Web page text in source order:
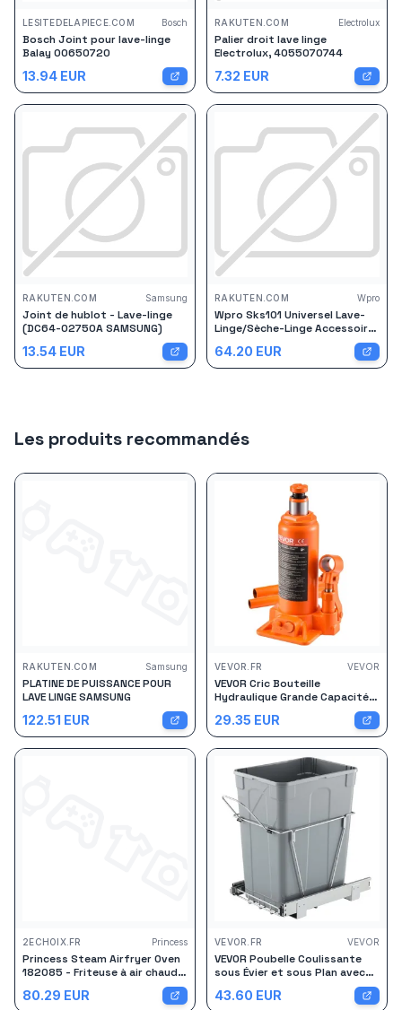
LESITEDELAPIECE.COM Bosch
Bosch Joint pour lave-linge
Balay 00650720
13.94 EUR
RAKUTEN.COM Electrolux
Palier droit lave linge
Electrolux, 4055070744
7.32 EUR
RAKUTEN.COM Samsung
Joint de hublot - Lave-linge
(DC64-02750A SAMSUNG)
13.54 EUR
RAKUTEN.COM Wpro
Wpro Sks101 Universel Lave-
Linge/Sèche-Linge Accessoire
64.20 EUR
Les produits recommandés
RAKUTEN.COM Samsung
PLATINE DE PUISSANCE POUR
LAVE LINGE SAMSUNG
122.51 EUR
VEVOR.FR VEVOR
VEVOR Cric Bouteille
Hydraulique Grande Capacité 6
T, Cric de Levage pour Voiture
Plage de Levage 195-375 mm,
pour Entretien Réparation
Automobile et Équipement
Agricole, Atelier Garage,
Orange
29.35 EUR
2ECHOIX.FR Princess
Princess Steam Airfryer Oven
182085 - Friteuse à air chaud -
Grande capacité de 10 litres -
12 programmes
80.29 EUR
VEVOR.FR VEVOR
VEVOR Poubelle Coulissante
sous Évier et sous Plan avec
Collecteur de Déchets de
43.60 EUR